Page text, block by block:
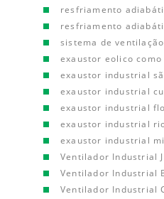
resfriamento
resfriamento
sistema de
exaustor eolico como
exaustor industrial
exaustor industrial
exaustor industrial
exaustor industrial
exaustor industrial
Ventilador Industrial
Ventilador Industrial
Ventilador Industrial